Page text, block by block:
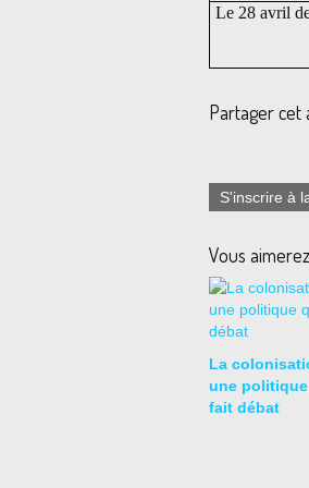
Le 28 avril
Partager cet
S'inscrire à
Vous
La
une
fait débat